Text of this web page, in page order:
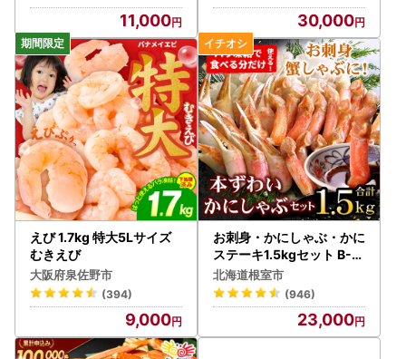
11,000 30,000
えび 1.7kg 特大5Lサイズ
むきえび
大阪府泉佐野市
(394)
9,000
お刺身・かにしゃぶ・かに
ステーキ1.5kgセット B-0
7024
北海道根室市
(946)
23,000